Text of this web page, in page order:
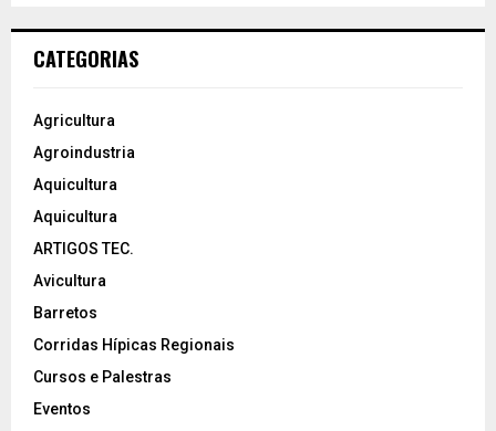
CATEGORIAS
Agricultura
Agroindustria
Aquicultura
Aquicultura
ARTIGOS TEC.
Avicultura
Barretos
Corridas Hípicas Regionais
Cursos e Palestras
Eventos